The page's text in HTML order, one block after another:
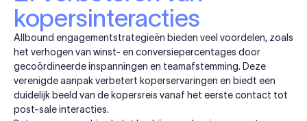
kopersinteracties
Allbound engagementstrategieën bieden veel voordelen, zoals
het verhogen van winst- en conversiepercentages door
gecoördineerde inspanningen en teamafstemming. Deze
verenigde aanpak verbetert koperservaringen en biedt een
duidelijk beeld van de kopersreis vanaf het eerste contact tot
post-sale interacties.